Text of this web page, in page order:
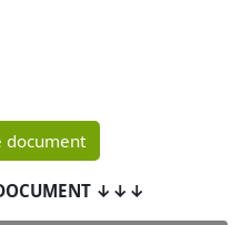
document
↓↓↓